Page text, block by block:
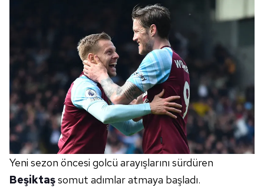
Yeni sezon öncesi golcü arayışlarını sürdüren
Beşiktaşsomut adımlar atmaya başladı.